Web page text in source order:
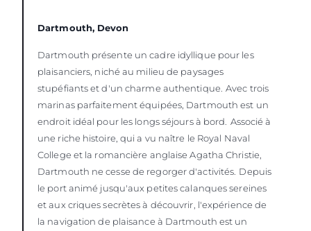
Dartmouth, Devon
Dartmouth présente un cadre idyllique pour les
plaisanciers, niché au milieu de paysages
stupéfiants et d'un charme authentique. Avec trois
marinas parfaitement équipées, Dartmouth est un
endroit idéal pour les longs séjours à bord. Associé à
une riche histoire, qui a vu naître le Royal Naval
College et la romancière anglaise Agatha Christie,
Dartmouth ne cesse de regorger d'activités. Depuis
le port animé jusqu'aux petites calanques sereines
et aux criques secrètes à découvrir, l'expérience de
la navigation de plaisance à Dartmouth est un